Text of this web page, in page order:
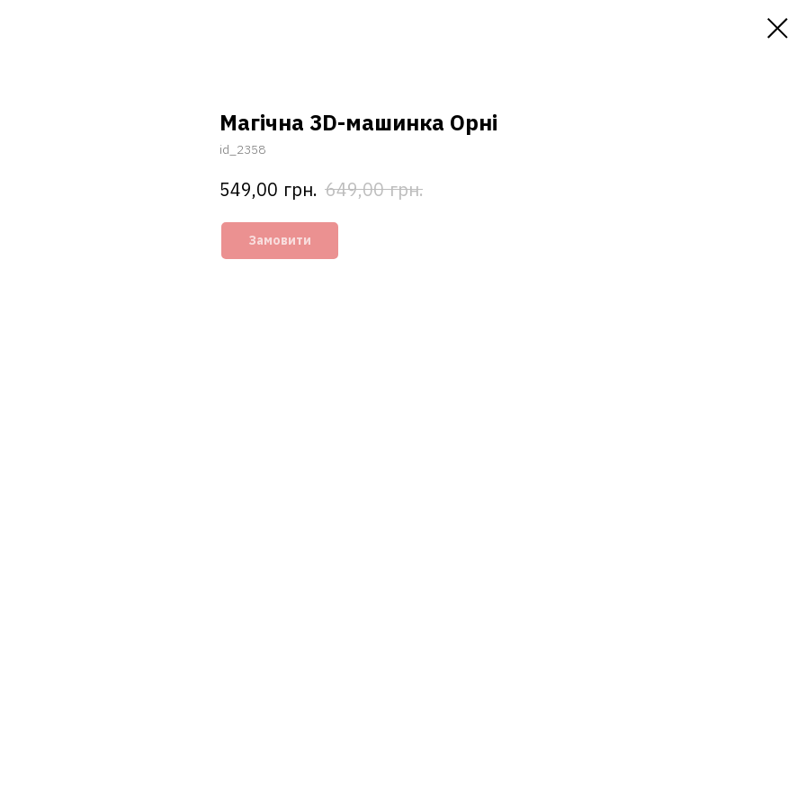
Магічна 3D-машинка Орні
id_2358
549,00 грн. 649,00 грн.
Замовити